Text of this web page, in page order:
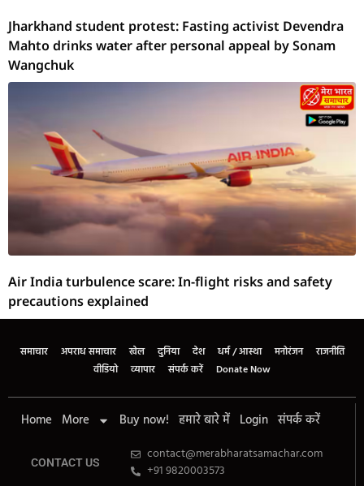
Jharkhand student protest: Fasting activist Devendra
Mahto drinks water after personal appeal by Sonam
Wangchuk
Air India turbulence scare: In-flight risks and safety
precautions explained
समाचार अपराध समाचार खेल दुनिया देश धर्म / आस्था मनोरंजन
राजनीति
वीडियो
व्यापार संपर्क करें Donate Now
Home More Buy now! हमारे बारे में Login संपर्क करें
CONTACT US
contact@merabharatsamachar.com
+91 9820003573